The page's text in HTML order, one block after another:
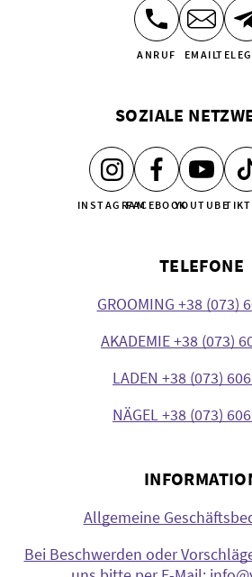
ANRUF EMAIL
SOZIALE
INSTAGRAMFACEBOOKYOUTUBE
TELEFONE
GROOMING +38 (073)
AKADEMIE +38 (073)
LADEN +38 (073)
NÄGEL +38 (073)
Allgemeine
Bei Beschwerden oder